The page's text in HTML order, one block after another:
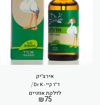
אירצ'יק
ד''ר קיי - Dr K /
לדלקת אוזניים
₪75